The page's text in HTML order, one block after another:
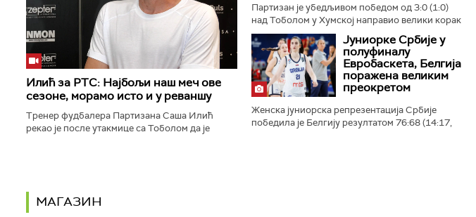
Илић за РТС: Најбољи наш меч ове
сезоне, морамо исто и у реваншу
Тренер фудбалера Партизана Саша Илић
рекао је после утакмице са Тоболом да је
Партизан је убедљивом победом од 3:0 (1:0)
над Тоболом у Хумској направио велики корак
ка пласману у плеј-оф квалификација за Лигу
конференције. Црно-бели...Јуниорке Србије у
полуфиналу
Евробаскета, Белгија
поражена великим
преокретом
Женска јуниорска репрезентација Србије
победила је Белгију резултатом 76:68 (14:17,
МАГАЗИН